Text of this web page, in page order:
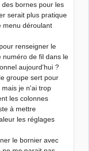
bornes pour les
serait plus pratique
menu déroulant
renseigner le
numéro de fil dans le
aujourd'hui ?
groupe sert pour
je n'ai trop
les colonnes
à mettre
les réglages
le bornier avec